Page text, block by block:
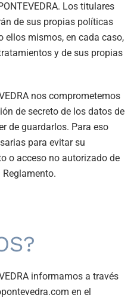
Los titulares
de sus propias políticas
ellos mismos, en cada caso,
y de sus propias
nos comprometemos
de secreto de los datos de
de guardarlos. Para eso
para evitar su
o acceso no autorizado de
informamos a través
en el